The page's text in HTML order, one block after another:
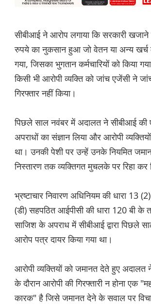
सीबीआई ने आरोप लगाया कि सरकारी
रुपये का नुकसान हुआ जो वेतन या अन्य खर्च
गया, जिसका भुगतान कर्मचारियों को किया
किसी भी आरोपी व्यक्ति को जांच एजेंसी ने
गिरफ्तार नहीं किया।
पिछले साल नवंबर में अदालत ने सीबीआई
अपराधों का संज्ञान लिया और आरोपी
था। उनकी पेशी पर उन्हें उनके नियमित
निस्तारण तक व्यक्तिगत मुचलके पर रिहा कर
भ्रष्टाचार निवारण अधिनियम की धारा 13
(डी) सहपठित आईपीसी की धारा 120 बी के
साजिश के अपराध में सीबीआई द्वारा पिछले
आरोप पत्र दायर किया गया था।
आरोपी व्यक्तियों को जमानत देते हुए अदालत
के दौरान आरोपी की गिरफ्तारी न होना एक
कारक" है जिसे जमानत देने के सवाल पर